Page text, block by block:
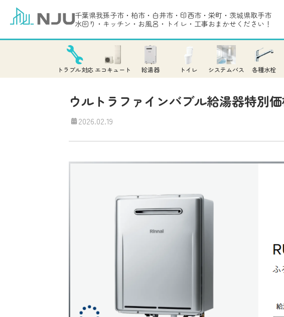
千葉県我孫子市・柏市・白井市・印西市・栄町・茨城県取手市
水回り・キッチン・お風呂・トイレ・工事おまかせください！
トラブル対応 エコキュート 給湯器 トイレ システムバス 各種水栓
ウルトラファインバブル給湯器特別
2026.02.19